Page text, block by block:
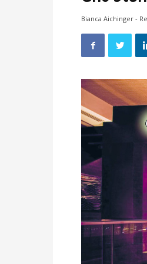
Bianca Aichinger -